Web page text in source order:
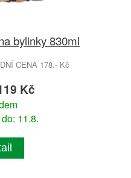
bylinky 830ml
CENA 178.- Kč
Kč
11.8.